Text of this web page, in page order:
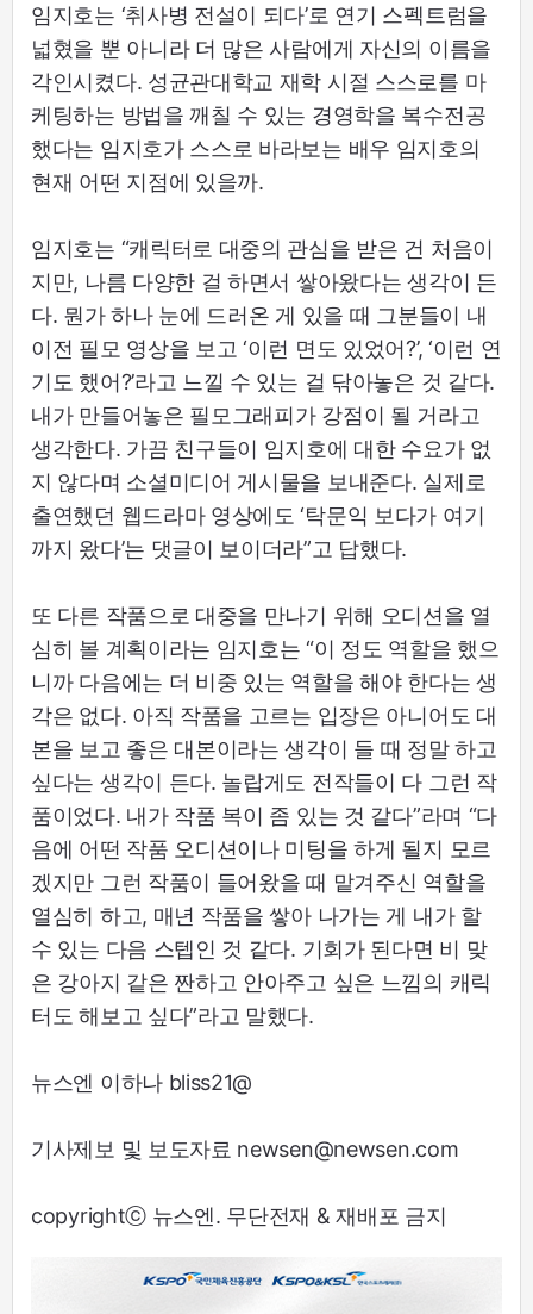
임지호는 ‘취사병 전설이 되다’로 연기 스펙트럼을
넓혔을 뿐 아니라 더 많은 사람에게 자신의 이름을
각인시켰다. 성균관대학교 재학 시절 스스로를 마
케팅하는 방법을 깨칠 수 있는 경영학을 복수전공
했다는 임지호가 스스로 바라보는 배우 임지호의
현재 어떤 지점에 있을까.
임지호는 “캐릭터로 대중의 관심을 받은 건 처음이
지만, 나름 다양한 걸 하면서 쌓아왔다는 생각이 든
다. 뭔가 하나 눈에 드러온 게 있을 때 그분들이 내
이전 필모 영상을 보고 ‘이런 면도 있었어?’, ‘이런 연
기도 했어?’라고 느낄 수 있는 걸 닦아놓은 것 같다.
내가 만들어놓은 필모그래피가 강점이 될 거라고
생각한다. 가끔 친구들이 임지호에 대한 수요가 없
지 않다며 소셜미디어 게시물을 보내준다. 실제로
출연했던 웹드라마 영상에도 ‘탁문익 보다가 여기
까지 왔다’는 댓글이 보이더라”고 답했다.
또 다른 작품으로 대중을 만나기 위해 오디션을 열
심히 볼 계획이라는 임지호는 “이 정도 역할을 했으
니까 다음에는 더 비중 있는 역할을 해야 한다는 생
각은 없다. 아직 작품을 고르는 입장은 아니어도 대
본을 보고 좋은 대본이라는 생각이 들 때 정말 하고
싶다는 생각이 든다. 놀랍게도 전작들이 다 그런 작
품이었다. 내가 작품 복이 좀 있는 것 같다”라며 “다
음에 어떤 작품 오디션이나 미팅을 하게 될지 모르
겠지만 그런 작품이 들어왔을 때 맡겨주신 역할을
열심히 하고, 매년 작품을 쌓아 나가는 게 내가 할
수 있는 다음 스텝인 것 같다. 기회가 된다면 비 맞
은 강아지 같은 짠하고 안아주고 싶은 느낌의 캐릭
터도 해보고 싶다”라고 말했다.
뉴스엔 이하나 bliss21@
기사제보 및 보도자료 newsen@newsen.com
copyrightⓒ 뉴스엔. 무단전재 & 재배포 금지